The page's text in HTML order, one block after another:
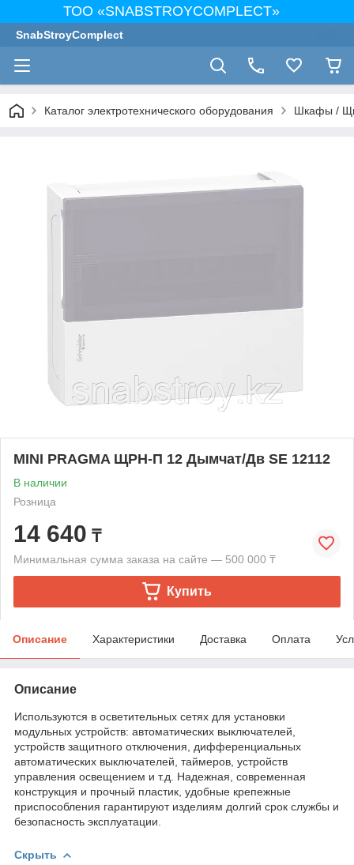
ТОО «SNABSTROYCOMPLECT»
SnabStroyComplect
Каталог электротехнического оборудования Шкафы /
MINI PRAGMA ЩРН-П 12 Дымчат/Дв SE 12112
В наличии
Розница
14 640 ₸
Минимальная сумма заказа на сайте — 500 000 ₸
Купить
Описание Характеристики Доставка Оплата
Описание
Используются в осветительных сетях для установки
модульных устройств: автоматических выключателей,
устройств защитного отключения, дифференциальных
автоматических выключателей, таймеров, устройств
управления освещением и т.д. Надежная, современная
конструкция и прочный пластик, удобные крепежные
приспособления гарантируют изделиям долгий срок службы и
безопасность эксплуатации.
Скрыть